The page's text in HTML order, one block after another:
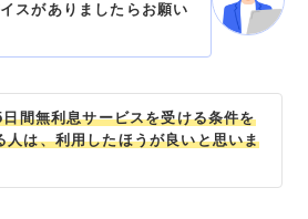
スがありましたらお願い
間無利息サービスを受ける条件を
人は、利用したほうが良いと思いま